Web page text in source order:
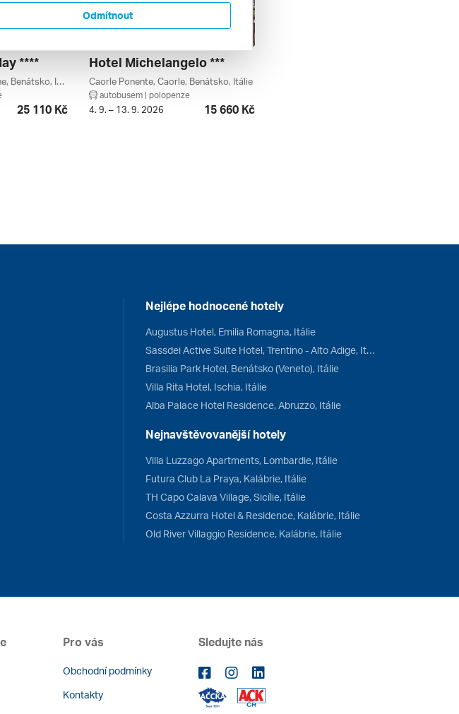
****
Bibione Spiaggia, Bibione, Benátsko, Itálie
25 110 Kč
Hotel Michelangelo ***
Caorle Ponente, Caorle, Benátsko, Itálie
autobusem | polopenze
4. 9. – 13. 9. 2026 15 660 Kč
Nejlépe hodnocené hotely
Augustus Hotel, Emilia Romagna, Itálie
Sassdei Active Suite Hotel, Trentino - Alto Adige, Itálie
Brasilia Park Hotel, Benátsko (Veneto), Itálie
Villa Rita Hotel, Ischia, Itálie
Alba Palace Hotel Residence, Abruzzo, Itálie
Nejnavštěvovanější hotely
Villa Luzzago Apartments, Lombardie, Itálie
Futura Club La Praya, Kalábrie, Itálie
TH Capo Calava Village, Sicílie, Itálie
Costa Azzurra Hotel & Residence, Kalábrie, Itálie
Old River Villaggio Residence, Kalábrie, Itálie
Pro vás
Obchodní podmínky
Kontakty
Sledujte nás
Odmítnout